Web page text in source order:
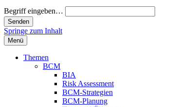
Begriff eingeben…
Springe zum Inhalt
Menü
Themen
BCM
BIA
Risk Assessment
BCM-Strategien
BCM-Planung